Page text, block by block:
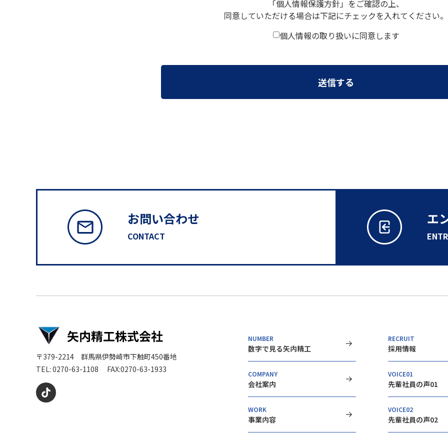
「⁨⁩個人情報保護方針」をご確認の上、
同意していただける場合は下記にチェックを入れてください。
個人情報の取り扱いに同意します
送信する
お問い合わせ
CONTACT
エ
〒379-2214 群馬県伊勢崎市下触町450番地
TEL: 0270-63-1108 FAX:0270-63-1933
NUMBER
数字で見る矢内精工
COMPANY
会社案内
WORK
事業内容
RECRUIT
採用情報
VOICE01
先輩社員の声01
VOICE02
先輩社員の声02